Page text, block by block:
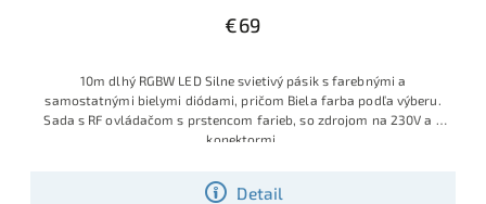
€69
Detail
10m dlhý RGBW LED Silne svietivý pásik s farebnými a
samostatnými bielymi diódami, pričom Biela farba podľa výberu.
Sada s RF ovládačom s prstencom farieb, so zdrojom na 230V a s
konektormi.